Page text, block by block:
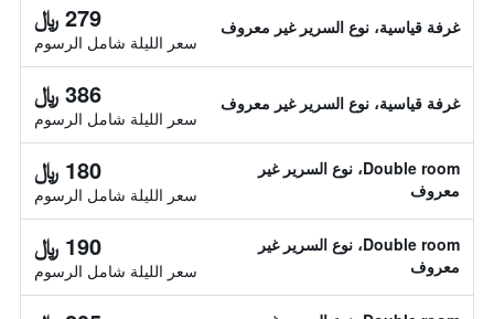
غرفة قياسية، نوع السرير غير معروف 279 ﷼
سعر الليلة شامل الرسوم
غرفة قياسية، نوع السرير غير معروف 386 ﷼
سعر الليلة شامل الرسوم
Double room، نوع السرير غير
معروف
180 ﷼
سعر الليلة شامل الرسوم
Double room، نوع السرير غير
معروف
190 ﷼
سعر الليلة شامل الرسوم